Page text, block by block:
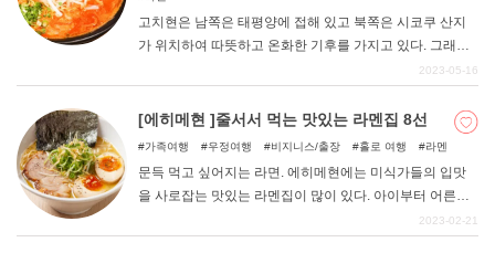
고치현은 남쪽은 태평양에 접해 있고 북쪽은 시코쿠 산지
가 위치하여 따뜻하고 온화한 기후를 가지고 있다. 그래서
식재료가 풍부하고, 가다랑어 타타키와 고치현의 특산 닭
그리고 그 식재료를 육수로 하여 현지인들에게 사랑받고
있는 향토 음식 중 하나가 바로 라멘이다. 이번 기사에서는
2023-05-16
[에히메현 ]줄서서 먹는 맛있는 라멘집 8선
가족여행 우정여행 비지니스/출장 홀로 여행 라멘
문득 먹고 싶어지는 라면. 에히메현에는 미식가들의 입맛
을 사로잡는 맛있는 라멘집이 많이 있다. 아이부터 어른까
지 남녀노소 누구나 즐길 수 있는 현지 인기 맛집을 소개한
2023-02-21